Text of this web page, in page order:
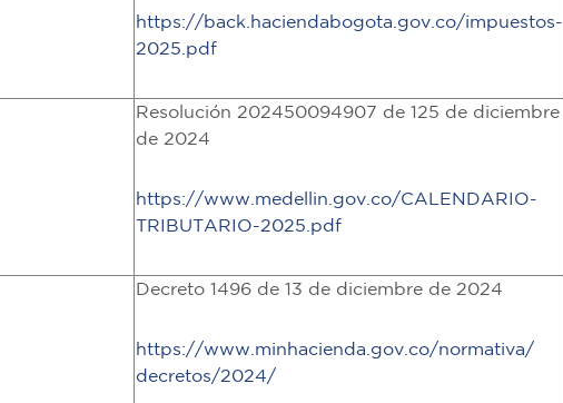
https://back.haciendabogota.gov.co/impuestos-
2025.pdf
Resolución 202450094907 de 125 de diciembre
de 2024
https://www.medellin.gov.co/CALENDARIO-
TRIBUTARIO-2025.pdf
Decreto 1496 de 13 de diciembre de 2024
https://www.minhacienda.gov.co/normativa/
decretos/2024/